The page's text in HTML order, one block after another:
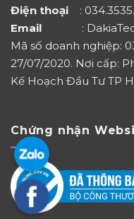
Điện thoại :
Email :
Mã số doanh nghiệp:
27/07/2020. Nơi cấp:
Kế Hoạch Đầu Tư TP
Chứng nhận